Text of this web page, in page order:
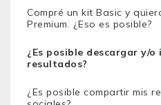
Compré un kit Basic y
Premium. ¿Eso es posible?
¿Es posible descargar y/o
resultados?
¿Es posible compartir mis